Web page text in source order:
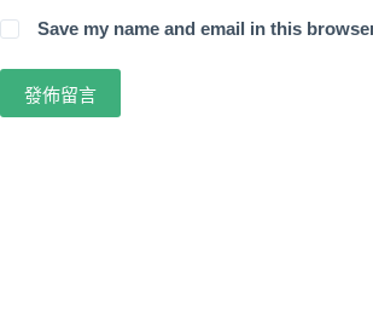
Save my name and email in this
發佈留言